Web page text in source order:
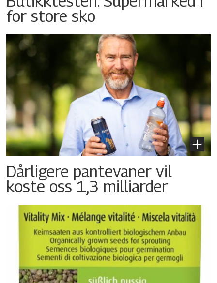
for store sko
Dårligere pantevaner vil
koste oss 1,3 milliarder